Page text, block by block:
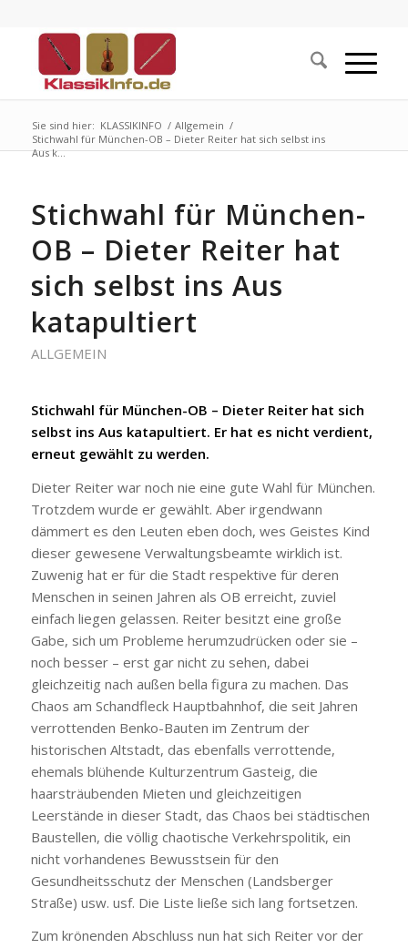
Sie sind hier: KLASSIKINFO / Allgemein /
Stichwahl für München-OB – Dieter Reiter hat sich selbst ins
Aus k...
Stichwahl für München-
OB – Dieter Reiter hat
sich selbst ins Aus
katapultiert
ALLGEMEIN
Stichwahl für München-OB – Dieter Reiter hat sich
selbst ins Aus katapultiert. Er hat es nicht verdient,
erneut gewählt zu werden.
Dieter Reiter war noch nie eine gute Wahl für München.
Trotzdem wurde er gewählt. Aber irgendwann
dämmert es den Leuten eben doch, wes Geistes Kind
dieser gewesene Verwaltungsbeamte wirklich ist.
Zuwenig hat er für die Stadt respektive für deren
Menschen in seinen Jahren als OB erreicht, zuviel
einfach liegen gelassen. Reiter besitzt eine große
Gabe, sich um Probleme herumzudrücken oder sie –
noch besser – erst gar nicht zu sehen, dabei
gleichzeitig nach außen bella figura zu machen. Das
Chaos am Schandfleck Hauptbahnhof, die seit Jahren
verrottenden Benko-Bauten im Zentrum der
historischen Altstadt, das ebenfalls verrottende,
ehemals blühende Kulturzentrum Gasteig, die
haarsträubenden Mieten und gleichzeitigen
Leerstände in dieser Stadt, das Chaos bei städtischen
Baustellen, die völlig chaotische Verkehrspolitik, ein
nicht vorhandenes Bewusstsein für den
Gesundheitsschutz der Menschen (Landsberger
Straße) usw. usf. Die Liste ließe sich lang fortsetzen.
Zum krönenden Abschluss nun hat sich Reiter vor der